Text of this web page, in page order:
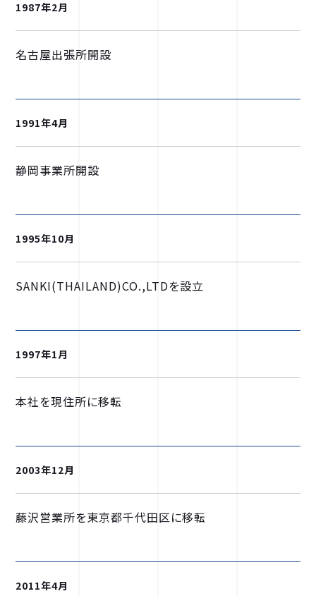
1987年2月
名古屋出張所開設
1991年4月
静岡事業所開設
1995年10月
SANKI(THAILAND)CO.,LTDを設立
1997年1月
本社を現住所に移転
2003年12月
藤沢営業所を東京都千代田区に移転
2011年4月